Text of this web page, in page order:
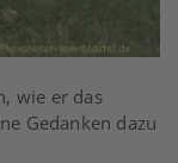
wie er das
Gedanken dazu